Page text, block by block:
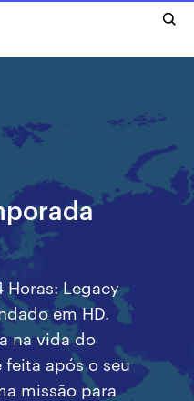
Horas: Legacy
em HD.
na vida do
feita após o seu
missão para